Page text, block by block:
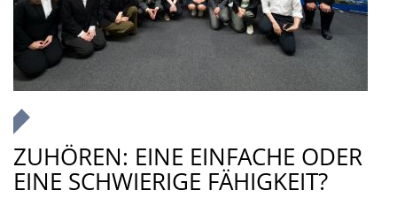
ZUHÖREN: EINE EINFACHE ODER
EINE SCHWIERIGE FÄHIGKEIT?